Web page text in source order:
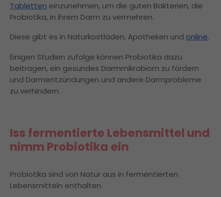
Tabletten einzunehmen, um die guten Bakterien, die
Probiotika, in ihrem Darm zu vermehren.
Diese gibt es in Naturkostläden, Apotheken und online.
Einigen Studien zufolge können Probiotika dazu
beitragen, ein gesundes Darmmikrobiom zu fördern
und Darmentzündungen und andere Darmprobleme
zu verhindern.
Iss fermentierte Lebensmittel und
nimm Probiotika ein
Probiotika sind von Natur aus in fermentierten
Lebensmitteln enthalten.